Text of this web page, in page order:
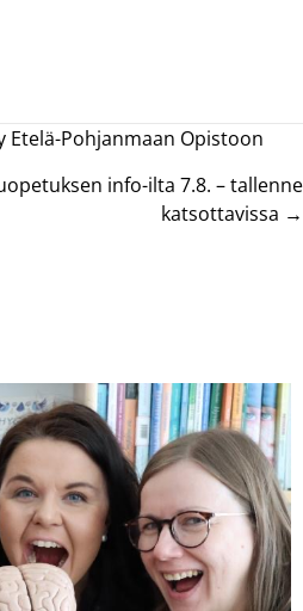
Pohjanmaan Opistoon
info-ilta 7.8. – tallenne
katsottavissa →